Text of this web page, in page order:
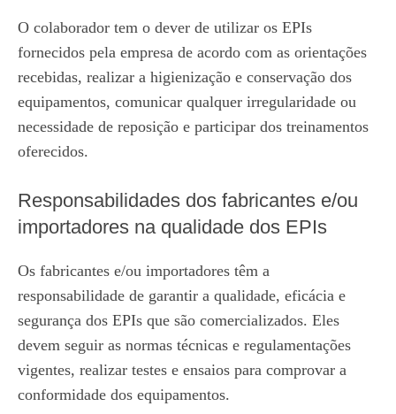
O colaborador tem o dever de utilizar os EPIs
fornecidos pela empresa de acordo com as orientações
recebidas, realizar a higienização e conservação dos
equipamentos, comunicar qualquer irregularidade ou
necessidade de reposição e participar dos treinamentos
oferecidos.
Responsabilidades dos fabricantes e/ou
importadores na qualidade dos EPIs
Os fabricantes e/ou importadores têm a
responsabilidade de garantir a qualidade, eficácia e
segurança dos EPIs que são comercializados. Eles
devem seguir as normas técnicas e regulamentações
vigentes, realizar testes e ensaios para comprovar a
conformidade dos equipamentos.